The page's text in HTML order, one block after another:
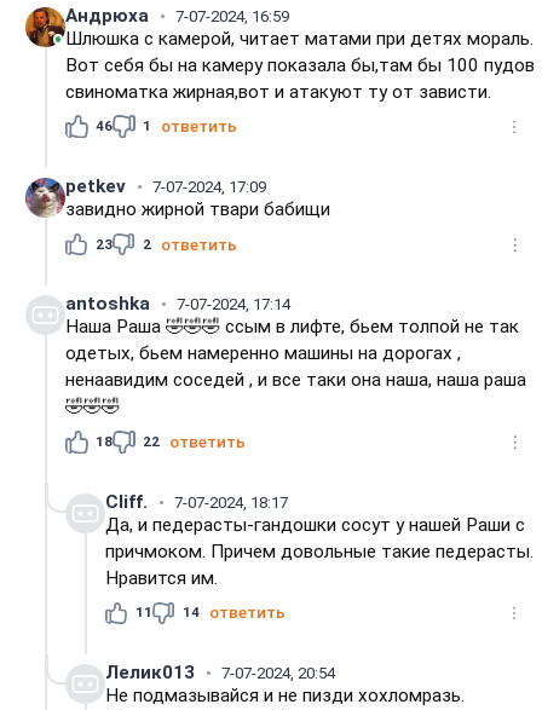
Андрюха 7-07-2024, 16:59
Шлюшка с камерой, читает матами при детях мораль.
Вот себя бы на камеру показала бы,там бы 100 пудов
свиноматка жирная,вот и атакуют ту от зависти.
46 1 ответить
petkev 7-07-2024, 17:09
завидно жирной твари бабищи
23 2 ответить
antoshka 7-07-2024, 17:14
Наша Раша 🤣🤣🤣 ссым в лифте, бьем толпой не так
одетых, бьем намеренно машины на дорогах ,
ненаавидим соседей , и все таки она наша, наша раша
🤣🤣🤣
18 22 ответить
Cliff. 7-07-2024, 18:17
Да, и педерасты-гандошки сосут у нашей Раши с
причмоком. Причем довольные такие педерасты.
Нравится им.
11 14 ответить
Лелик013 7-07-2024, 20:54
Не подмазывайся и не пизди хохломразь.